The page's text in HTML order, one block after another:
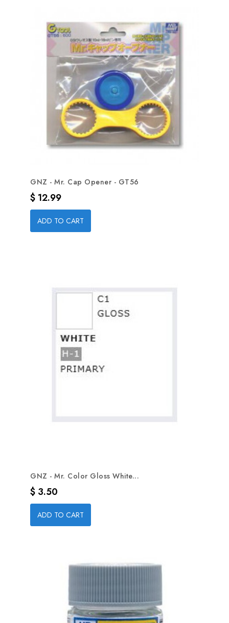
GNZ - Mr. Cap Opener - GT56
Precio
$ 12.99
ADD TO CART
GNZ - Mr. Color Gloss White...
Precio
$ 3.50
ADD TO CART